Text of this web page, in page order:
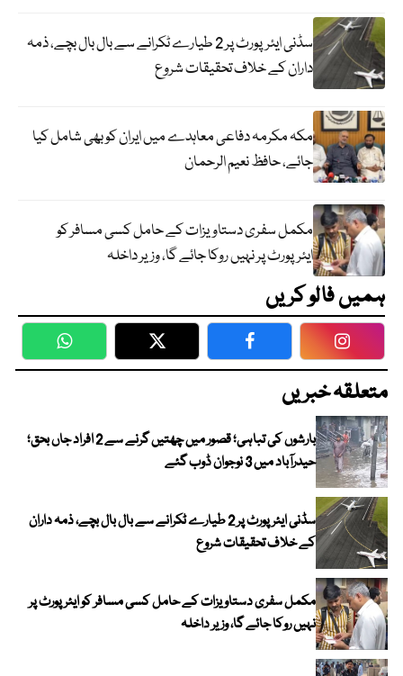
سڈنی ایئرپورٹ پر 2 طیارے ٹکرانے سے بال بال بچے، ذمہ
داران کے خلاف تحقیقات شروع
مکہ مکرمہ دفاعی معاہدے میں ایران کو بھی شامل کیا
جائے، حافظ نعیم الرحمان
مکمل سفری دستاویزات کے حامل کسی مسافر کو
ایئرپورٹ پر نہیں روکا جائے گا، وزیر داخلہ
ہمیں فالو کریں
WhatsApp Twitter Facebook
متعلقہ خبریں
بارشوں کی تباہی؛ قصور میں چھتیں گرنے سے 2 افراد جاں بحق؛
حیدرآباد میں 3 نوجوان ڈوب گئے
سڈنی ایئرپورٹ پر 2 طیارے ٹکرانے سے بال بال بچے، ذمہ داران
کے خلاف تحقیقات شروع
مکمل سفری دستاویزات کے حامل کسی مسافر کو ایئرپورٹ پر
نہیں روکا جائے گا، وزیر داخلہ